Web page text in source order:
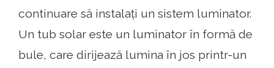
continuare să instalați un sistem luminator.
Un tub solar este un luminator în formă de
bule, care dirijează lumina în jos printr-un